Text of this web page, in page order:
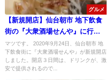
グルメ
【新規開店】仙台朝市 地下飲食
街の『大衆酒場せんや』に行っ
てみた！
マツです。 2020年9月24日、仙台朝市 地
下飲食街に『大衆酒場せんや』が新規開店
しました。開店３日間は、ドリンクが、激
安で提供されるので...